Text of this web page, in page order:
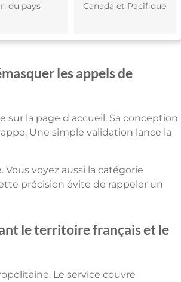
du pays Canada et Pacifique
les appels de
la page d accueil. Sa conception
Une simple validation lance la
voyez aussi la catégorie
précision évite de rappeler un
le territoire français et le
Le service couvre